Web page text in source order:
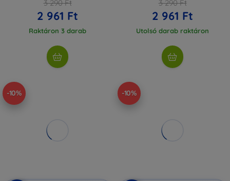
3 290 Ft
2 961 Ft
Raktáron 3 darab
3 290 Ft
2 961 Ft
Utolsó darab raktáron
-10% -10%